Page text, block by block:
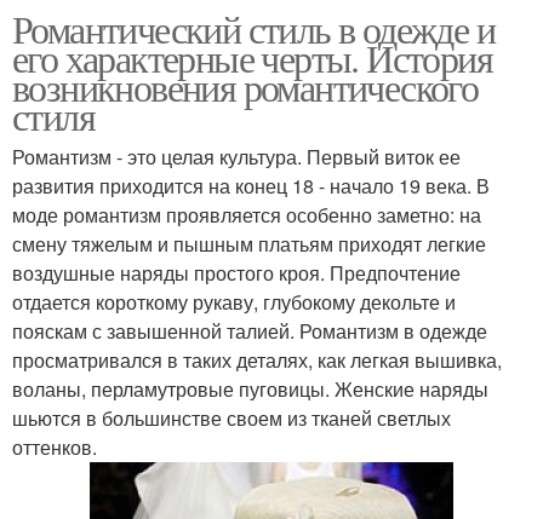
Романтический стиль в одежде и
его характерные черты. История
возникновения романтического
стиля
Романтизм - это целая культура. Первый виток ее
развития приходится на конец 18 - начало 19 века. В
моде романтизм проявляется особенно заметно: на
смену тяжелым и пышным платьям приходят легкие
воздушные наряды простого кроя. Предпочтение
отдается короткому рукаву, глубокому декольте и
пояскам с завышенной талией. Романтизм в одежде
просматривался в таких деталях, как легкая вышивка,
воланы, перламутровые пуговицы. Женские наряды
шьются в большинстве своем из тканей светлых
оттенков.